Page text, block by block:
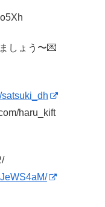
しょう〜💌
haru_kift